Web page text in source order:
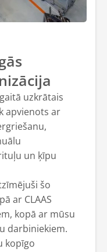
uzkrātais
apvienots ar
un ķīpu
šo
ar CLAAS
kopā ar mūsu
darbiniekiem.
kopīgo